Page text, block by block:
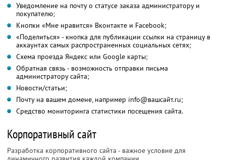
Уведомление на почту о статусе заказа администратору и
покупателю;
Кнопки «Мне нравится» Вконтакте и Facebook;
«Поделиться» - кнопка для публикации ссылки на страницу в
аккаунтах самых распространенных социальных сетях;
Схема проезда Яндекс или Google карты;
Обратная связь - возможность отправки письма
администратору сайта;
Новости/статьи;
Почту на вашем домене, например info@вашсайт.ru;
Средство мониторинга статистики посещения сайта.
Корпоративный сайт
Разработка корпоративного сайта - важное условие для